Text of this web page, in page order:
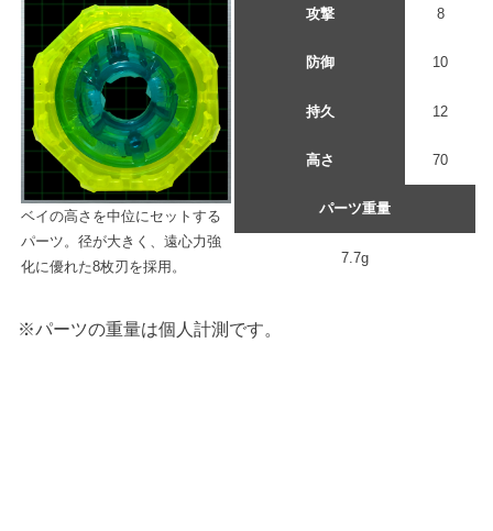
ベイの高さを中位にセットする
パーツ。径が大きく、遠心力強
化に優れた8枚刃を採用。
攻撃 8
防御 10
持久 12
高さ 70
パーツ重量
7.7g
※パーツの重量は個人計測です。